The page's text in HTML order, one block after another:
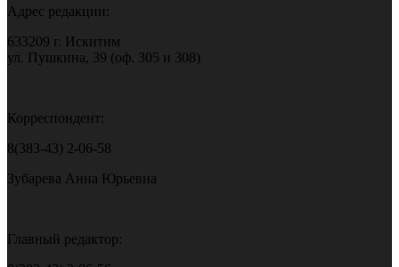
Адрес редакции:
633209 г. Искитим
ул. Пушкина, 39 (оф. 305 и 308)
Корреспондент:
8(383-43) 2-06-58
Зубарева Анна Юрьевна
Главный редактор: